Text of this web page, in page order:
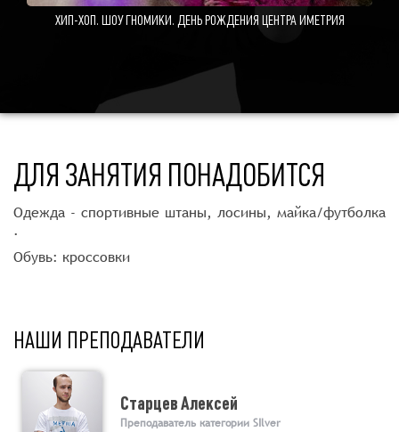
ХИП-ХОП. ШОУ ГНОМИКИ. ДЕНЬ РОЖДЕНИЯ ЦЕНТРА ИМЕТРИЯ
ДЛЯ ЗАНЯТИЯ ПОНАДОБИТСЯ
Одежда - спортивные штаны, лосины, майка/футболка
.
Обувь: кроссовки
НАШИ ПРЕПОДАВАТЕЛИ
Старцев Алексей
Преподаватель категории SIlver